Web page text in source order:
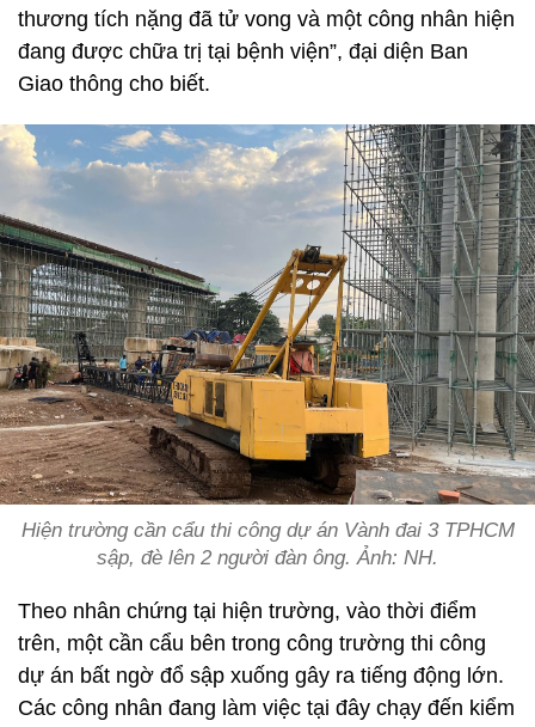
thương tích nặng đã tử vong và một công nhân hiện
đang được chữa trị tại bệnh viện”, đại diện Ban
Giao thông cho biết.
Hiện trường cần cẩu thi công dự án Vành đai 3 TPHCM
sập, đè lên 2 người đàn ông. Ảnh: NH.
Theo nhân chứng tại hiện trường, vào thời điểm
trên, một cần cẩu bên trong công trường thi công
dự án bất ngờ đổ sập xuống gây ra tiếng động lớn.
Các công nhân đang làm việc tại đây chạy đến kiểm